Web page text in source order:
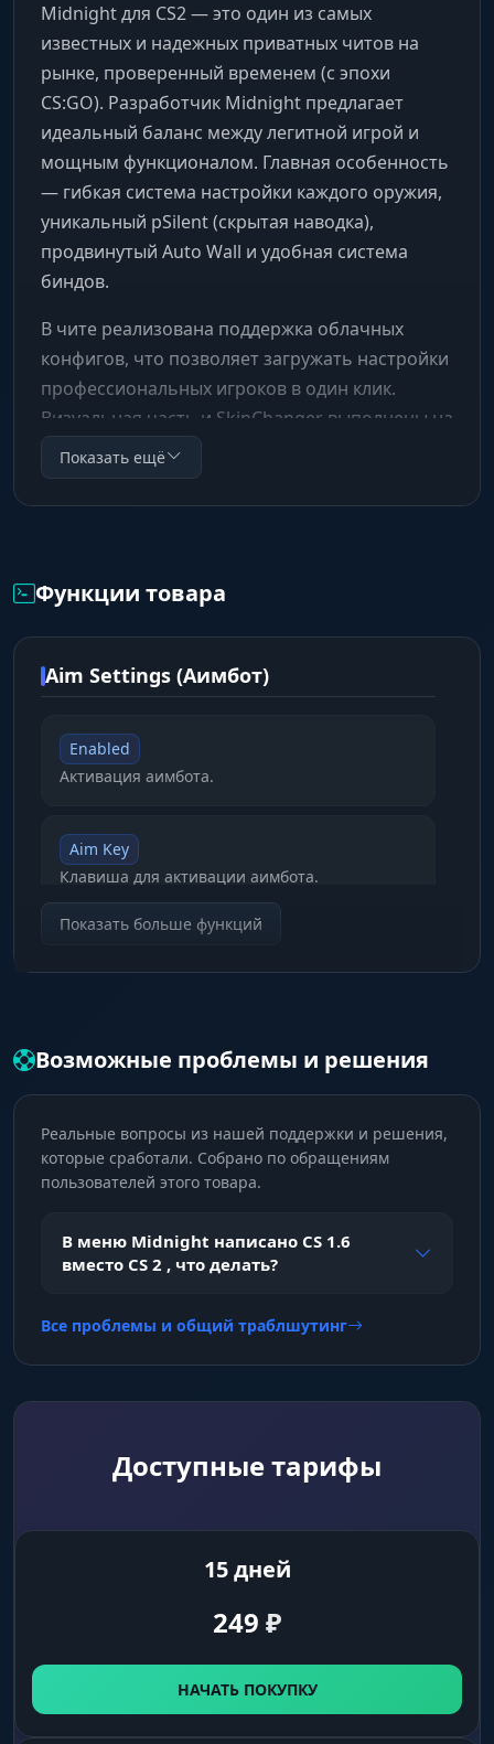
Midnight для CS2 — это один из самых
известных и надежных приватных читов на
рынке, проверенный временем (с эпохи
CS:GO). Разработчик Midnight предлагает
идеальный баланс между легитной игрой и
мощным функционалом. Главная особенность
— гибкая система настройки каждого оружия,
уникальный pSilent (скрытая наводка),
продвинутый Auto Wall и удобная система
биндов.
В чите реализована поддержка облачных
конфигов, что позволяет загружать настройки
профессиональных игроков в один клик.
Визуальная часть и SkinChanger выполнены на
высшем уровне, а система защиты
обеспечивает безопасность вашего аккаунта.
Это лучший выбор для тех, кто ценит
Показать ещё
Функции товара
Aim Settings (Аимбот)
Enabled
Активация аимбота.
Aim Key
Клавиша для активации аимбота.
Режим работы: всегда включен, удерживать
Auto Fire
Автоматическая стрельба при наведении на
траектории движения цели.
Seeded
(Seed).
Автоматическая остановка персонажа перед
Отключение аимбота, если персонаж
Показать больше функций
Возможные проблемы и решения
Реальные вопросы из нашей поддержки и решения,
которые сработали. Собрано по обращениям
пользователей этого товара.
В меню Midnight написано CS 1.6
вместо CS 2 , что делать?
Все проблемы и общий траблшутинг
Доступные тарифы
15 дней
249 ₽
НАЧАТЬ ПОКУПКУ